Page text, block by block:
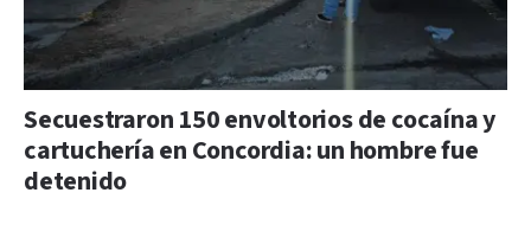
Secuestraron 150 envoltorios de cocaína y
cartuchería en Concordia: un hombre fue
detenido